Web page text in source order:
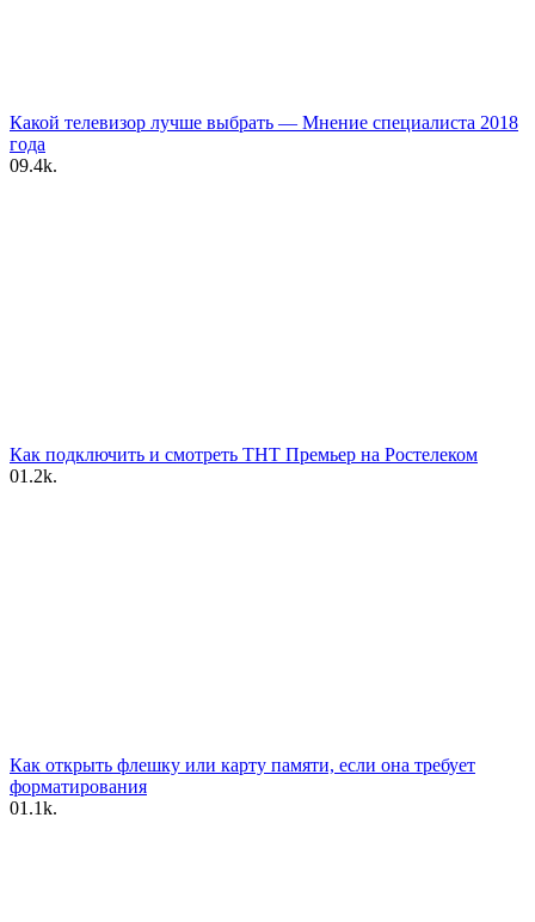
Какой телевизор лучше выбрать — Мнение специалиста 2018
года
09.4k.
Как подключить и смотреть ТНТ Премьер на Ростелеком
01.2k.
Как открыть флешку или карту памяти, если она требует
форматирования
01.1k.